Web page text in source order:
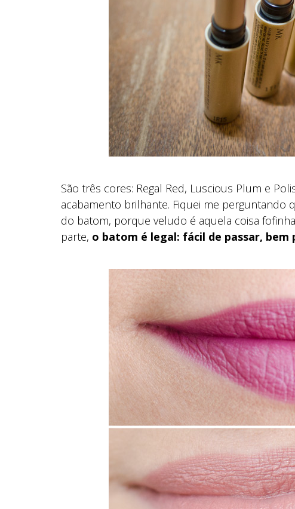
São três cores: Regal Red, Luscious Plum e
acabamento brilhante. Fiquei me perguntando
do batom, porque veludo é aquela coisa
parte, o batom é legal: fácil de passar,